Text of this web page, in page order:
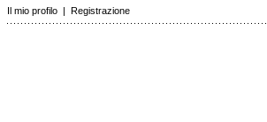
Il mio profilo | Registrazione